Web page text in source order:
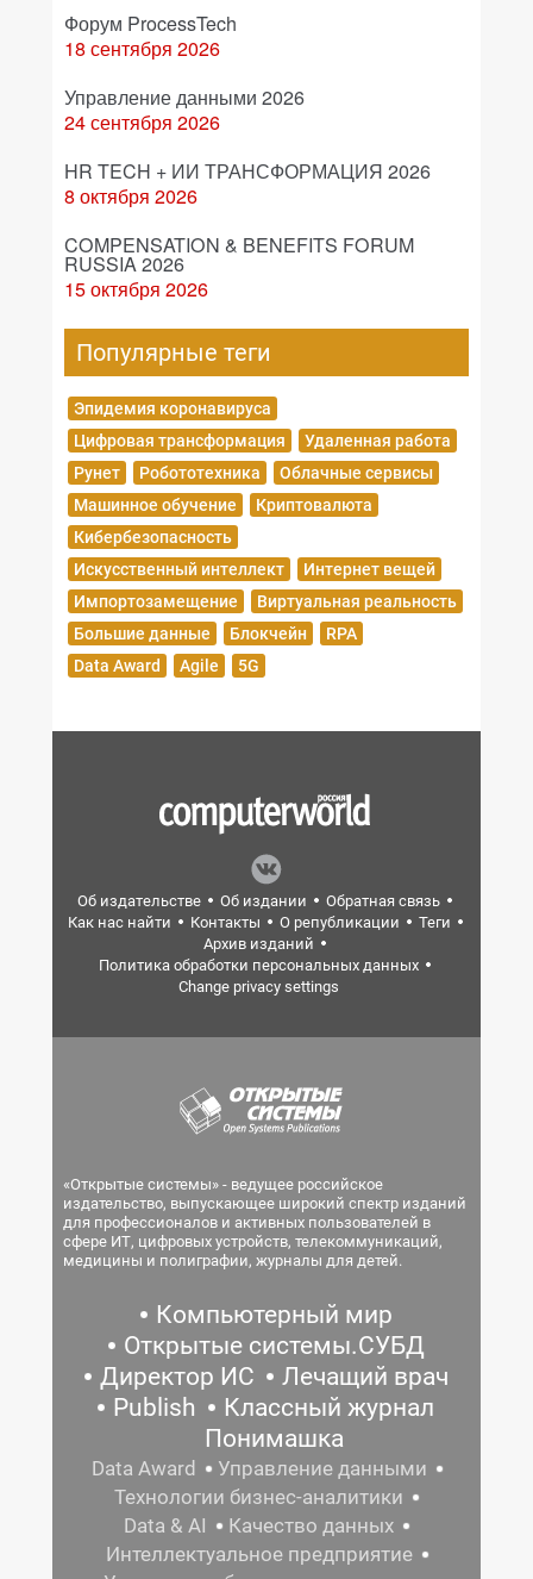
Форум ProcessTech
18 сентября 2026
Управление данными 2026
24 сентября 2026
HR TECH + ИИ ТРАНСФОРМАЦИЯ 2026
8 октября 2026
COMPENSATION & BENEFITS FORUM
RUSSIA 2026
15 октября 2026
Популярные теги
Эпидемия коронавируса
Цифровая трансформация
Удаленная работа
Рунет
Робототехника
Облачные сервисы
Машинное обучение
Криптовалюта
Кибербезопасность
Искусственный интеллект
Интернет вещей
Импортозамещение
Виртуальная реальность
Большие данные
Блокчейн
RPA
Data Award
Agile 5G
Об издательстве Об издании
Обратная связь
Как нас найти
Контакты О републикации
Теги
Архив изданий
Политика обработки персональных данных
Change privacy settings
«Открытые системы» - ведущее российское
издательство, выпускающее широкий спектр изданий
для профессионалов и активных пользователей в
сфере ИТ, цифровых устройств, телекоммуникаций,
медицины и полиграфии, журналы для детей.
Компьютерный мир
Открытые системы.СУБД
Директор ИС
Лечащий врач
Publish
Классный журнал
Понимашка
Data Award
Управление данными
Технологии бизнес-аналитики
Data & AI
Качество данных
Интеллектуальное предприятие